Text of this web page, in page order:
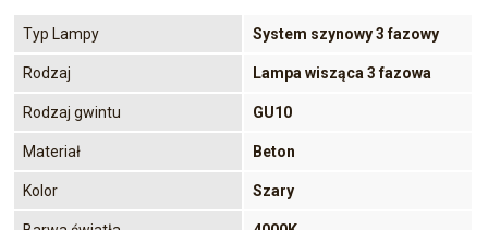
Typ Lampy System szynowy 3 fazowy
Rodzaj Lampa wisząca 3 fazowa
Rodzaj gwintu GU10
Materiał Beton
Kolor Szary